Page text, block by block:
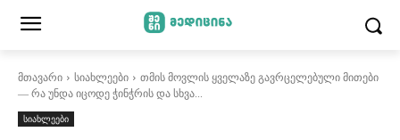
მთავარი სიახლეები
თმის მოვლის ყველაზე გავრცელებული მითები
— რა უნდა იცოდე ჭინჭრის და სხვა...
სიახლეები